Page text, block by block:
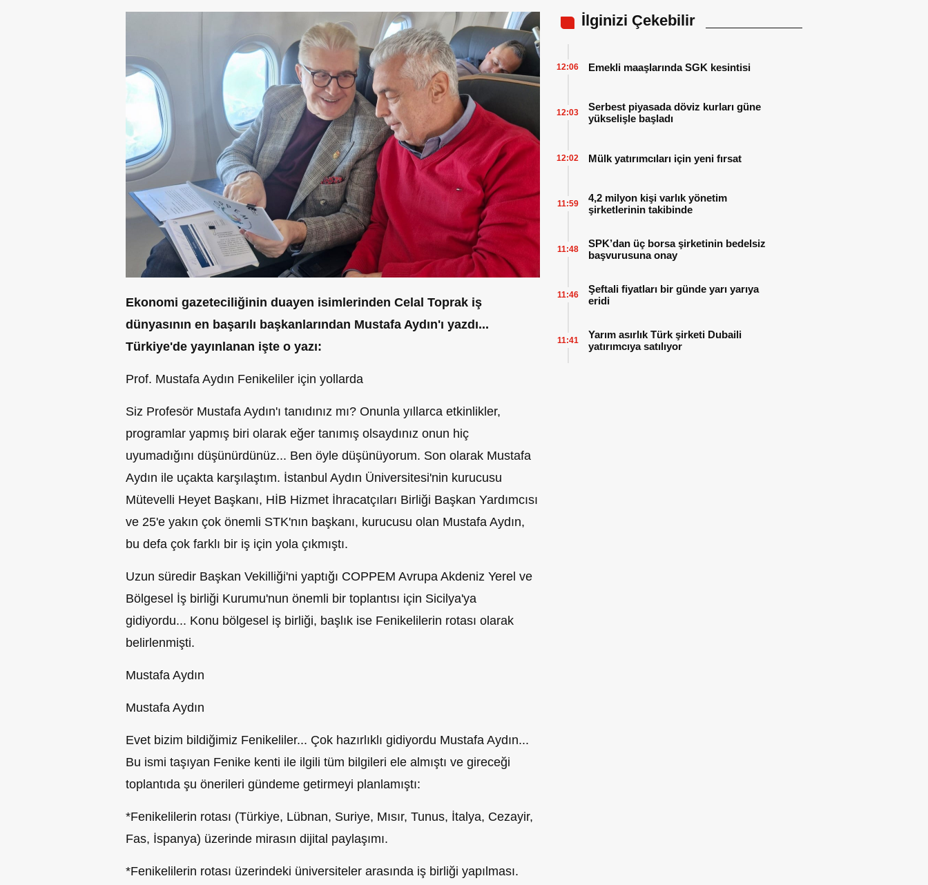
Ekonomi gazeteciliğinin duayen isimlerinden Celal Toprak iş
dünyasının en başarılı başkanlarından Mustafa Aydın'ı yazdı...
Türkiye'de yayınlanan işte o yazı:
Prof. Mustafa Aydın Fenikeliler için yollarda
Siz Profesör Mustafa Aydın'ı tanıdınız mı? Onunla yıllarca etkinlikler,
programlar yapmış biri olarak eğer tanımış olsaydınız onun hiç
uyumadığını düşünürdünüz... Ben öyle düşünüyorum. Son olarak Mustafa
Aydın ile uçakta karşılaştım. İstanbul Aydın Üniversitesi'nin kurucusu
Mütevelli Heyet Başkanı, HİB Hizmet İhracatçıları Birliği Başkan Yardımcısı
ve 25'e yakın çok önemli STK'nın başkanı, kurucusu olan Mustafa Aydın,
bu defa çok farklı bir iş için yola çıkmıştı.
Uzun süredir Başkan Vekilliği'ni yaptığı COPPEM Avrupa Akdeniz Yerel ve
Bölgesel İş birliği Kurumu'nun önemli bir toplantısı için Sicilya'ya
gidiyordu... Konu bölgesel iş birliği, başlık ise Fenikelilerin rotası olarak
belirlenmişti.
Mustafa Aydın
Mustafa Aydın
Evet bizim bildiğimiz Fenikeliler... Çok hazırlıklı gidiyordu Mustafa Aydın...
Bu ismi taşıyan Fenike kenti ile ilgili tüm bilgileri ele almıştı ve gireceği
toplantıda şu önerileri gündeme getirmeyi planlamıştı:
*Fenikelilerin rotası (Türkiye, Lübnan, Suriye, Mısır, Tunus, İtalya, Cezayir,
Fas, İspanya) üzerinde mirasın dijital paylaşımı.
*Fenikelilerin rotası üzerindeki üniversiteler arasında iş birliği yapılması.
İlginizi Çekebilir
Emekli maaşlarında SGK kesintisi
12:06
Serbest piyasada döviz kurları güne
yükselişle başladı
12:03
Mülk yatırımcıları için yeni fırsat
12:02
4,2 milyon kişi varlık yönetim
şirketlerinin takibinde
11:59
SPK’dan üç borsa şirketinin bedelsiz
başvurusuna onay
11:48
Şeftali fiyatları bir günde yarı yarıya
eridi
11:46
Yarım asırlık Türk şirketi Dubaili
yatırımcıya satılıyor
11:41